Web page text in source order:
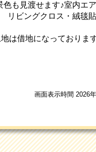
も見渡せます♪室内エ
ビングクロス・絨毯
借地になっております
画面表示時間 2026